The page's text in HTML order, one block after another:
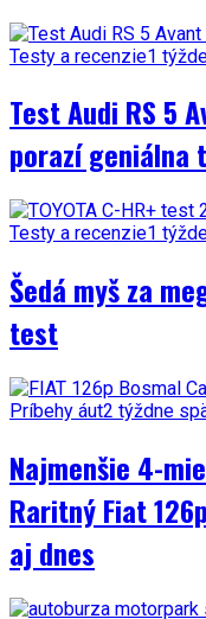
Testy a recenzie1
Test Audi RS 5
porazí geniálna
Testy a recenzie1
Šedá myš za
test
Príbehy áut2 týždne
Najmenšie 4-
Raritný Fiat
aj dnes